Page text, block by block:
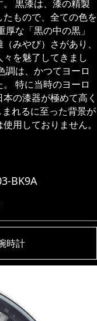
黒漆は、漆の精製
もので、全ての色を
な「黒の中の黒」
みやび）さがあり、
を魅了してきまし
調は、かつてヨーロ
特に当時のヨーロ
の漆器が極めて高く
れるに至った背景が
用しておりません。
BK9A
時計